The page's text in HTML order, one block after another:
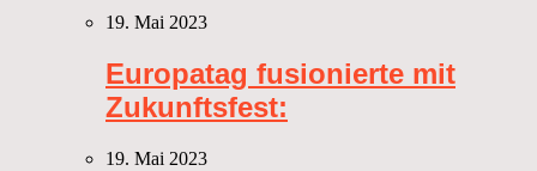
19. Mai 2023
Europatag fusionierte mit
Zukunftsfest:
19. Mai 2023